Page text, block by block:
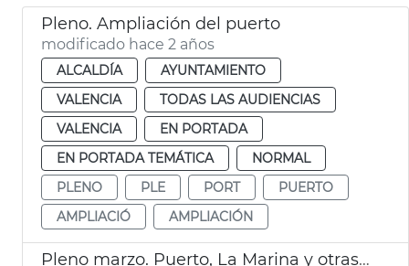
Pleno. Ampliación del puerto
modificado hace 2 años
ALCALDÍA
AYUNTAMIENTO
VALENCIA
TODAS LAS AUDIENCIAS
VALENCIA
EN PORTADA
EN PORTADA TEMÁTICA
NORMAL
PLENO
PLE PORT
PUERTO
AMPLIACIÓ
AMPLIACIÓN
Pleno marzo. Puerto, La Marina y otras mociones